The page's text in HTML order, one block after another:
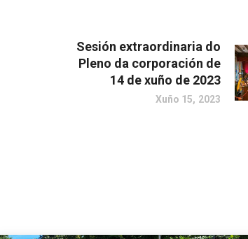
Sesión extraordinaria do
Pleno da corporación de
14 de xuño de 2023
Xuño 15, 2023